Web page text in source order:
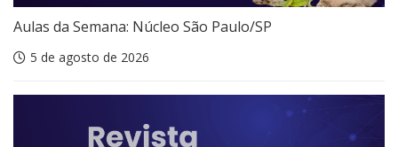
Aulas da Semana: Núcleo São Paulo/SP
5 de agosto de 2026